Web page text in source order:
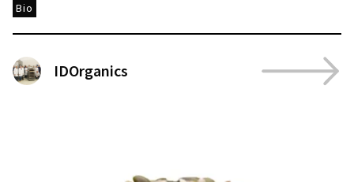
Bio
IDOrganics